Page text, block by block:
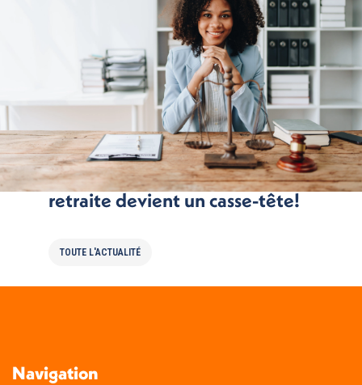
Quand sortir d’un plan épargne
retraite devient un casse-tête!
TOUTE L'ACTUALITÉ
Navigation